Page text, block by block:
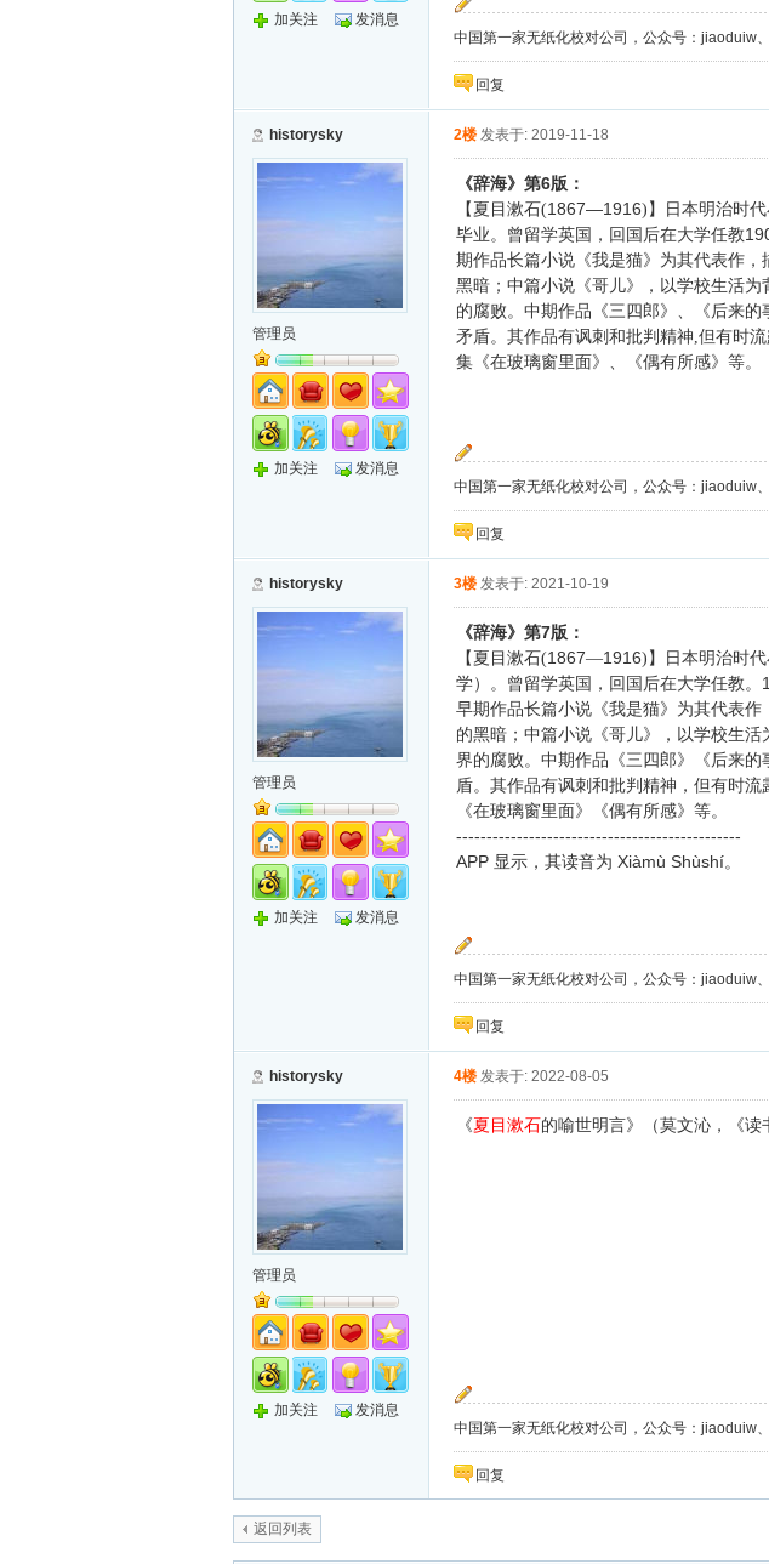
加关注 发消息
中国第一家无纸化校对公司，公众号：
回复
historysky
管理员
加关注 发消息
2楼 发表于: 2019-11-18
《辞海》第6版：
【夏目漱石(1867—1916)】日本明治时
毕业。曾留学英国，回国后在大学任教
期作品长篇小说《我是猫》为其代表作
黑暗；中篇小说《哥儿》，以学校生活
的腐败。中期作品《三四郎》、《后来
矛盾。其作品有讽刺和批判精神,但有时
集《在玻璃窗里面》、《偶有所感》等。
中国第一家无纸化校对公司，公众号：
回复
historysky
管理员
加关注 发消息
3楼 发表于: 2021-10-19
《辞海》第7版：
【夏目漱石(1867—1916)】日本明治时
学）。曾留学英国，回国后在大学任教。
早期作品长篇小说《我是猫》为其代表
的黑暗；中篇小说《哥儿》，以学校生
界的腐败。中期作品《三四郎》《后来
盾。其作品有讽刺和批判精神，但有时
《在玻璃窗里面》《偶有所感》等。
-----------------------------------------------
APP 显示，其读音为 Xiàmù Shùshí。
中国第一家无纸化校对公司，公众号：
回复
historysky
管理员
加关注 发消息
4楼 发表于: 2022-08-05
《夏目漱石的喻世明言》（莫文沁，《读
中国第一家无纸化校对公司，公众号：
回复
返回列表